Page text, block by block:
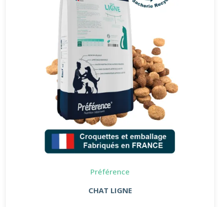
Préférence
CHAT LIGNE